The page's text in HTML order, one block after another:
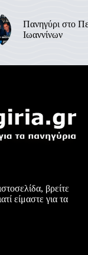
Πανηγύρι στο
Ιωαννίνων
βρείτε
είμαστε για τα